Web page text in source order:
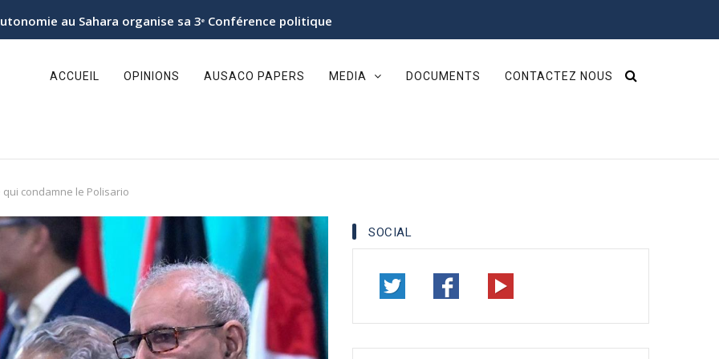
au Sahara organise sa 3ᵉ Conférence politique
ACCUEIL OPINIONS AUSACO PAPERS MEDIA DOCUMENTS CONTACTEZ NOUS
condamne le Polisario
SOCIAL